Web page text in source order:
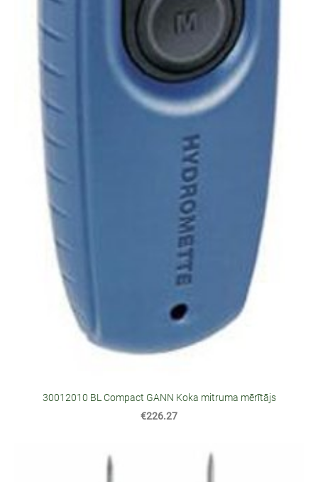
30012010 BL Compact GANN Koka mitruma mērītājs
€226.27